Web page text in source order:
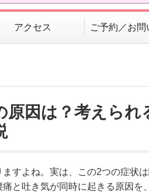
アクセス ご予約／お問
因は？考えられ
すよね。実は、この2つの症状
と吐き気が同時に起きる原因を